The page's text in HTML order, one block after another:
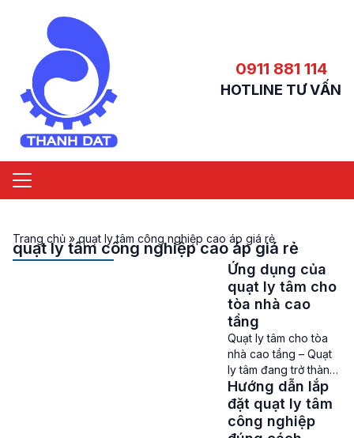
0911 881 114
HOTLINE TƯ VẤN
Trang chủ »quạt ly tâm công nghiệp cao áp giá rẻ
quạt ly tâm công nghiệp cao áp giá rẻ
Ứng dụng của
quạt ly tâm cho
tòa nhà cao
tầng
Quạt ly tâm cho tòa
nhà cao tầng – Quạt
ly tâm đang trở thành
1 trong những dòng
quạt công nghiệp
không thể thiếu ở các
tòa nhà cao tầng.
Hướng dẫn lắp
đặt quạt ly tâm
công nghiệp